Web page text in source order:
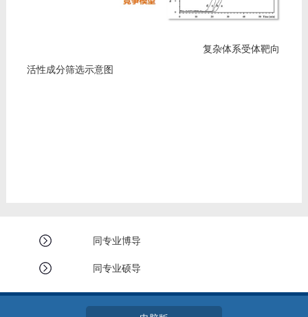
复杂体系受体靶向
活性成分筛选示意图
同专业博导
同专业硕导